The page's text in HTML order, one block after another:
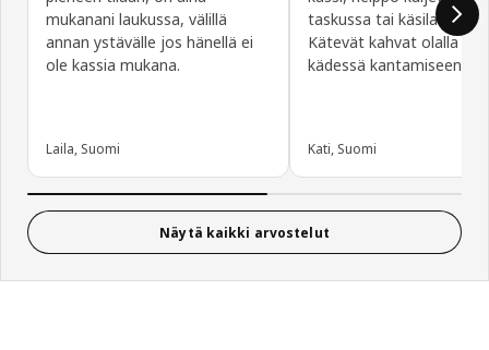
mukanani laukussa, välillä
annan ystävälle jos hänellä ei
ole kassia mukana.
Laila, Suomi
taskussa tai käsilaukussa.
Kätevät kahvat olalla tai
kädessä kantamiseen.
Kati, Suomi
Näytä kaikki arvostelut